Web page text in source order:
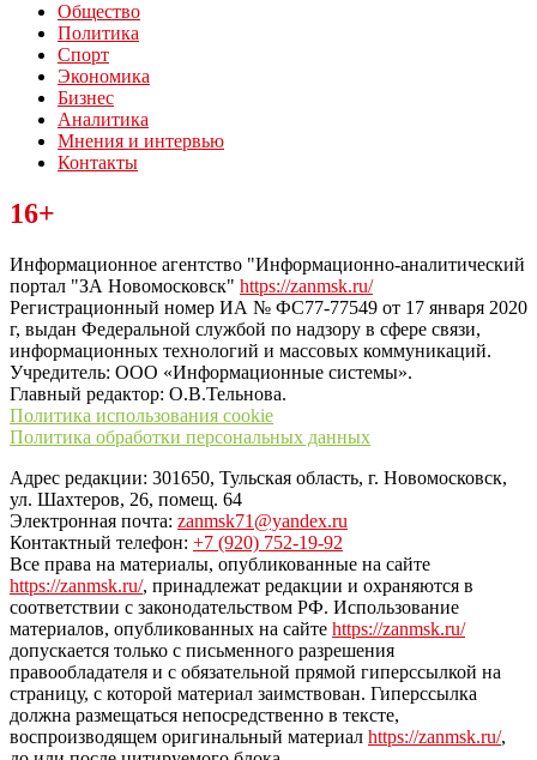
Общество
Политика
Спорт
Экономика
Бизнес
Аналитика
Мнения и интервью
Контакты
Читайте последние новости дня в Тульской области на сайте
“ЗаНовомосковск”
16+
Информационное агентство "Информационно-аналитический
портал "ЗА Новомосковск" https://zanmsk.ru/
Регистрационный номер ИА № ФС77-77549 от 17 января 2020
г, выдан Федеральной службой по надзору в сфере связи,
информационных технологий и массовых коммуникаций.
Учредитель: ООО «Информационные системы».
Главный редактор: О.В.Тельнова.
Политика использования cookie
Политика обработки персональных данных
Адрес редакции: 301650, Тульская область, г. Новомосковск,
ул. Шахтеров, 26, помещ. 64
Электронная почта: zanmsk71@yandex.ru
Контактный телефон: +7 (920) 752-19-92
Все права на материалы, опубликованные на сайте
https://zanmsk.ru/, принадлежат редакции и охраняются в
соответствии с законодательством РФ. Использование
материалов, опубликованных на сайте https://zanmsk.ru/
допускается только с письменного разрешения
правообладателя и с обязательной прямой гиперссылкой на
страницу, с которой материал заимствован. Гиперссылка
должна размещаться непосредственно в тексте,
воспроизводящем оригинальный материал https://zanmsk.ru/,